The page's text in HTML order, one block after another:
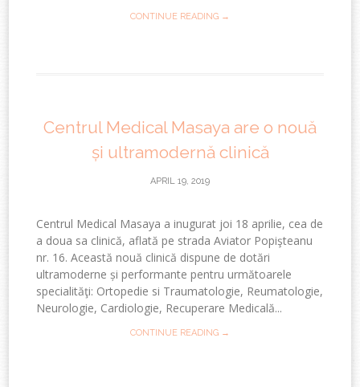
CONTINUE READING →
Centrul Medical Masaya are o nouă
și ultramodernă clinică
APRIL 19, 2019
Centrul Medical Masaya a inugurat joi 18 aprilie, cea de
a doua sa clinică, aflată pe strada Aviator Popişteanu
nr. 16. Această nouă clinică dispune de dotări
ultramoderne și performante pentru următoarele
specialităţi: Ortopedie si Traumatologie, Reumatologie,
Neurologie, Cardiologie, Recuperare Medicală...
CONTINUE READING →